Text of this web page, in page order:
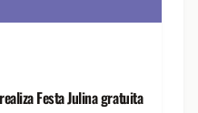
Festa Julina gratuita